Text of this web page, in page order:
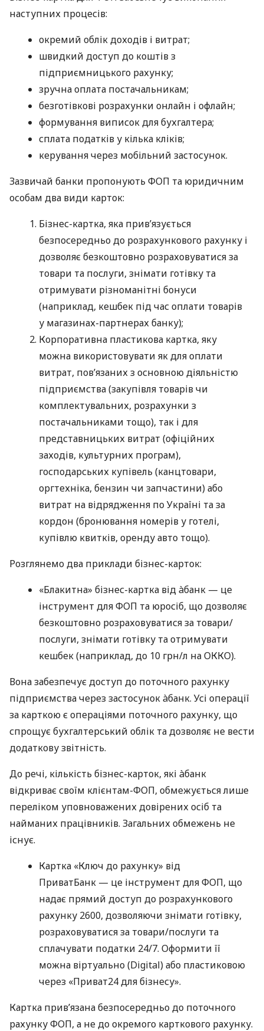
наступних процесів:
окремий облік доходів і витрат;
швидкий доступ до коштів з
підприємницького рахунку;
зручна оплата постачальникам;
безготівкові розрахунки онлайн і офлайн;
формування виписок для бухгалтера;
сплата податків у кілька кліків;
керування через мобільний застосунок.
Зазвичай банки пропонують ФОП та юридичним
особам два види карток:
Бізнес-картка, яка прив’язується
безпосередньо до розрахункового рахунку і
дозволяє безкоштовно розраховуватися за
товари та послуги, знімати готівку та
отримувати різноманітні бонуси
(наприклад, кешбек під час оплати товарів
у магазинах-партнерах банку);
Корпоративна пластикова картка, яку
можна використовувати як для оплати
витрат, пов’язаних з основною діяльністю
підприємства (закупівля товарів чи
комплектувальних, розрахунки з
постачальниками тощо), так і для
представницьких витрат (офіційних
заходів, культурних програм),
господарських купівель (канцтовари,
оргтехніка, бензин чи запчастини) або
витрат на відрядження по Україні та за
кордон (бронювання номерів у готелі,
купівлю квитків, оренду авто тощо).
Розглянемо два приклади бізнес-карток:
«Блакитна» бізнес-картка від àбанк — це
інструмент для ФОП та юросіб, що дозволяє
безкоштовно розраховуватися за товари/
послуги, знімати готівку та отримувати
кешбек (наприклад, до 10 грн/л на ОККО).
Вона забезпечує доступ до поточного рахунку
підприємства через застосунок àбанк. Усі операції
за карткою є операціями поточного рахунку, що
спрощує бухгалтерський облік та дозволяє не вести
додаткову звітність.
До речі, кількість бізнес-карток, які àбанк
відкриває своїм клієнтам-ФОП, обмежується лише
переліком уповноважених довірених осіб та
найманих працівників. Загальних обмежень не
існує.
Картка «Ключ до рахунку» від
ПриватБанк — це інструмент для ФОП, що
надає прямий доступ до розрахункового
рахунку 2600, дозволяючи знімати готівку,
розраховуватися за товари/послуги та
сплачувати податки 24/7. Оформити її
можна віртуально (Digital) або пластиковою
через «Приват24 для бізнесу».
Картка прив’язана безпосередньо до поточного
рахунку ФОП, а не до окремого карткового рахунку.